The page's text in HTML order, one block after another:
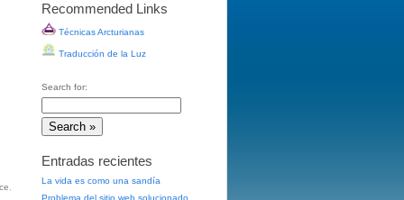
Recommended Links
Técnicas Arcturianas
Traducción de la Luz
Search for:
Entradas recientes
La vida es como una sandía
Problema del sitio web solucionado